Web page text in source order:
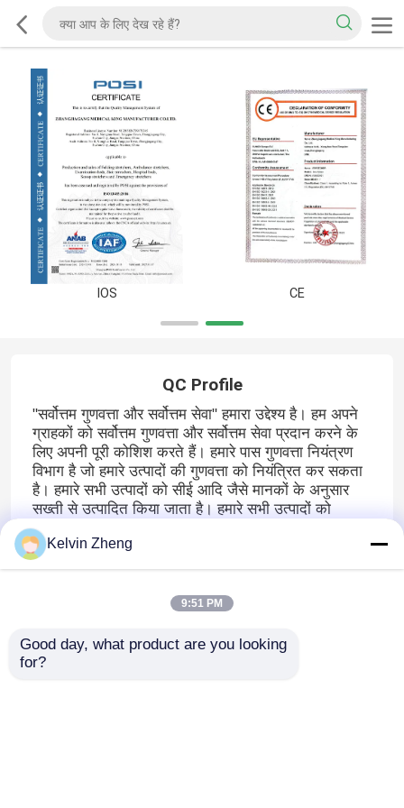
IOS CE
QC Profile
"सर्वोत्तम गुणवत्ता और सर्वोत्तम सेवा" हमारा उद्देश्य है। हम अपने
ग्राहकों को सर्वोत्तम गुणवत्ता और सर्वोत्तम सेवा प्रदान करने के
लिए अपनी पूरी कोशिश करते हैं। हमारे पास गुणवत्ता नियंत्रण
विभाग है जो हमारे उत्पादों की गुणवत्ता को नियंत्रित कर सकता
है। हमारे सभी उत्पादों को सीई आदि जैसे मानकों के अनुसार
सख्ती से उत्पादित किया जाता है। हमारे सभी उत्पादों को
ग्राहकों तक पहुंचाने से पहले हमारे प्रशिक्षित कर्मचारियों द्वारा
एक-एक करके जांचा और परीक्षण किया जा रहा है। कृपया मेरे
साथ संपर्क करने में संकोच न करें यदि आपके पास हमारे उत्पादों
Kelvin Zheng
9:51 PM
Good day, what product are you looking
for?